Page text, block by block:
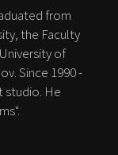
from
the Faculty
of
Since 1990 -
studio. He